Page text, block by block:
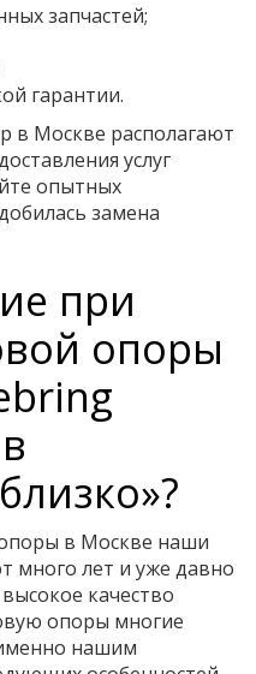
запчастей;
гарантии.
в Москве располагают
услуг
опытных
замена
при
опоры
в Москве наши
много лет и уже давно
качество
опоры многие
нашим